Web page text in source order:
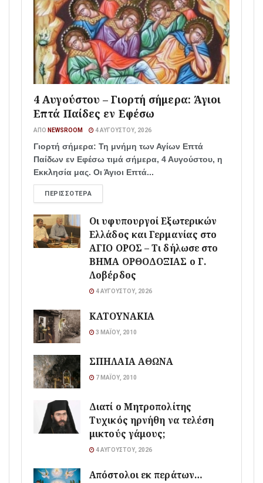
4 Αυγούστου – Γιορτή σήμερα: Άγιοι
Επτά Παίδες εν Εφέσω
ΑΠΌ NEWSROOM 4 ΑΥΓΟΎΣΤΟΥ, 2026
Γιορτή σήμερα: Τη μνήμη των Αγίων Επτά
Παίδων εν Εφέσω τιμά σήμερα, 4 Αυγούστου, η
Εκκλησία μας. Οι Άγιοι Επτά...
ΠΕΡΙΣΣΌΤΕΡΑ
Οι υφυπουργοί Εξωτερικών
Ελλάδος και Γερμανίας στο
ΑΓΙΟ ΟΡΟΣ – Τι δήλωσε στο
ΒΗΜΑ ΟΡΘΟΔΟΞΙΑΣ ο Γ.
Λοβέρδος
4 ΑΥΓΟΎΣΤΟΥ, 2026
ΚΑΤΟΥΝΑΚΙΑ
3 ΜΑΪ́ΟΥ, 2010
ΣΠΗΛΑΙΑ ΑΘΩΝΑ
7 ΜΑΪ́ΟΥ, 2010
Διατί ο Μητροπολίτης
Τυχικός ηρνήθη να τελέση
μικτούς γάμους;
4 ΑΥΓΟΎΣΤΟΥ, 2026
Απόστολοι εκ περάτων…